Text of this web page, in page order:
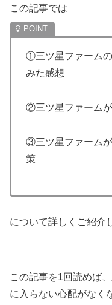
この記事では
①三ツ星ファーム
みた感想
②三ツ星ファーム
③三ツ星ファーム
策
について詳しくご紹介
この記事を1回読めば
に入らない心配がなく